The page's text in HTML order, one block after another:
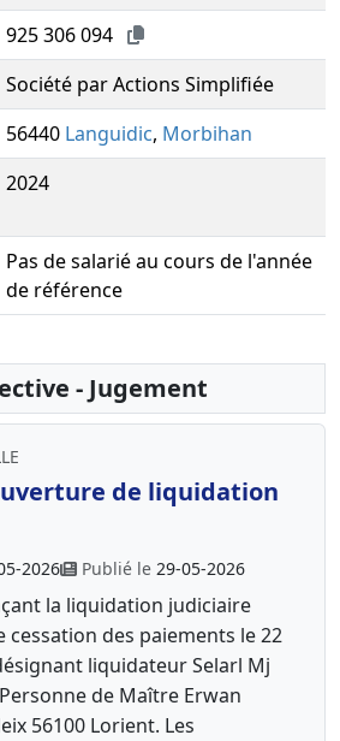
925 306 094
Société par Actions Simplifiée
56440 Languidic, Morbihan
2024
Pas de salarié au cours de l'année
de référence
- Jugement
de liquidation
2026 Publié le 29-05-2026
la liquidation judiciaire
cessation des paiements le 22
liquidateur Selarl Mj
de Maître Erwan
56100 Lorient. Les